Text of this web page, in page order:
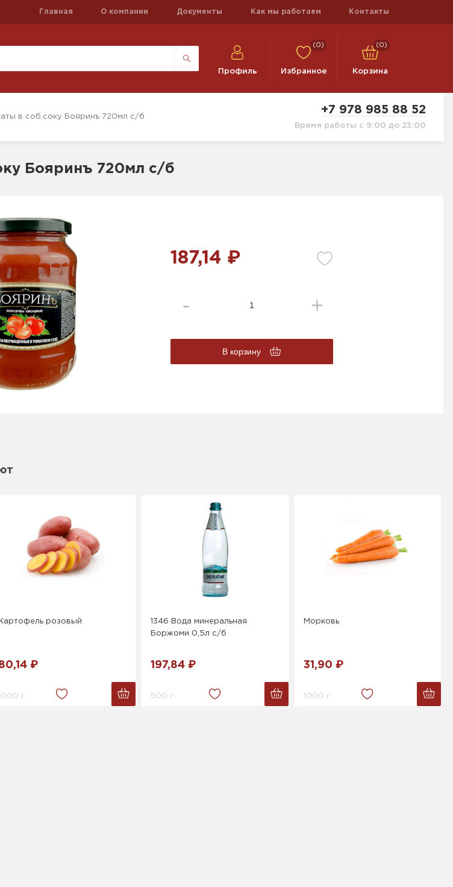
Главная О компании Документы Как мы работаем Контакты
Профиль
(0)
Избранное
(0)
Корзина
в соб.соку Бояринъ 720мл с/б
+7 978 985 88 52
Время работы с 9:00 до 23:00
Бояринъ 720мл с/б
187,14 ₽
В корзину
Картофель розовый
₽
1000 г.
1346 Вода минеральная
Боржоми 0,5л с/б
197,84 ₽
500 г.
Морковь
31,90 ₽
1000 г.